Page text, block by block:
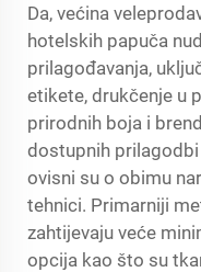
Da, većina
hotelskih papuča
prilagođavanja,
etikete, drukčenje u
prirodnih boja i
dostupnih
ovisni su o obimu
tehnici. Primarniji
zahtijevaju veće
opcija kao što su